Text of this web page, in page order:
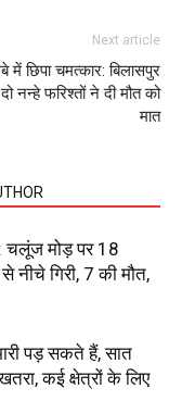
Next article
में छिपा चमत्कार: बिलासपुर
नन्हे फरिश्तों ने दी मौत को
मात
चलूंज मोड़ पर 18
नीचे गिरी, 7 की मौत,
पड़ सकते हैं, सात
कई क्षेत्रों के लिए